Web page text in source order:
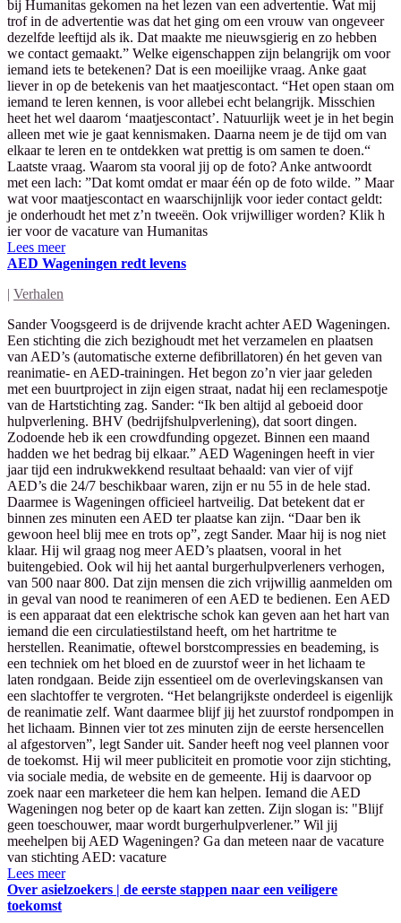
bij Humanitas gekomen na het lezen van een advertentie. Wat mij
trof in de advertentie was dat het ging om een vrouw van ongeveer
dezelfde leeftijd als ik. Dat maakte me nieuwsgierig en zo hebben
we contact gemaakt.” Welke eigenschappen zijn belangrijk om voor
iemand iets te betekenen? Dat is een moeilijke vraag. Anke gaat
liever in op de betekenis van het maatjescontact. “Het open staan om
iemand te leren kennen, is voor allebei echt belangrijk. Misschien
heet het wel daarom ‘maatjescontact’. Natuurlijk weet je in het begin
alleen met wie je gaat kennismaken. Daarna neem je de tijd om van
elkaar te leren en te ontdekken wat prettig is om samen te doen.“
Laatste vraag. Waarom sta vooral jij op de foto? Anke antwoordt
met een lach: ”Dat komt omdat er maar één op de foto wilde. ” Maar
wat voor maatjescontact en waarschijnlijk voor ieder contact geldt:
je onderhoudt het met z’n tweeën. Ook vrijwilliger worden? Klik h
ier voor de vacature van Humanitas
Lees meer
AED Wageningen redt levens
| Verhalen
Sander Voogsgeerd is de drijvende kracht achter AED Wageningen.
Een stichting die zich bezighoudt met het verzamelen en plaatsen
van AED’s (automatische externe defibrillatoren) én het geven van
reanimatie- en AED-trainingen. Het begon zo’n vier jaar geleden
met een buurtproject in zijn eigen straat, nadat hij een reclamespotje
van de Hartstichting zag. Sander: “Ik ben altijd al geboeid door
hulpverlening. BHV (bedrijfshulpverlening), dat soort dingen.
Zodoende heb ik een crowdfunding opgezet. Binnen een maand
hadden we het bedrag bij elkaar.” AED Wageningen heeft in vier
jaar tijd een indrukwekkend resultaat behaald: van vier of vijf
AED’s die 24/7 beschikbaar waren, zijn er nu 55 in de hele stad.
Daarmee is Wageningen officieel hartveilig. Dat betekent dat er
binnen zes minuten een AED ter plaatse kan zijn. “Daar ben ik
gewoon heel blij mee en trots op”, zegt Sander. Maar hij is nog niet
klaar. Hij wil graag nog meer AED’s plaatsen, vooral in het
buitengebied. Ook wil hij het aantal burgerhulpverleners verhogen,
van 500 naar 800. Dat zijn mensen die zich vrijwillig aanmelden om
in geval van nood te reanimeren of een AED te bedienen. Een AED
is een apparaat dat een elektrische schok kan geven aan het hart van
iemand die een circulatiestilstand heeft, om het hartritme te
herstellen. Reanimatie, oftewel borstcompressies en beademing, is
een techniek om het bloed en de zuurstof weer in het lichaam te
laten rondgaan. Beide zijn essentieel om de overlevingskansen van
een slachtoffer te vergroten. “Het belangrijkste onderdeel is eigenlijk
de reanimatie zelf. Want daarmee blijf jij het zuurstof rondpompen in
het lichaam. Binnen vier tot zes minuten zijn de eerste hersencellen
al afgestorven”, legt Sander uit. Sander heeft nog veel plannen voor
de toekomst. Hij wil meer publiciteit en promotie voor zijn stichting,
via sociale media, de website en de gemeente. Hij is daarvoor op
zoek naar een marketeer die hem kan helpen. Iemand die AED
Wageningen nog beter op de kaart kan zetten. Zijn slogan is: "Blijf
geen toeschouwer, maar wordt burgerhulpverlener.” Wil jij
meehelpen bij AED Wageningen? Ga dan meteen naar de vacature
van stichting AED: vacature
Lees meer
Over asielzoekers | de eerste stappen naar een veiligere
toekomst